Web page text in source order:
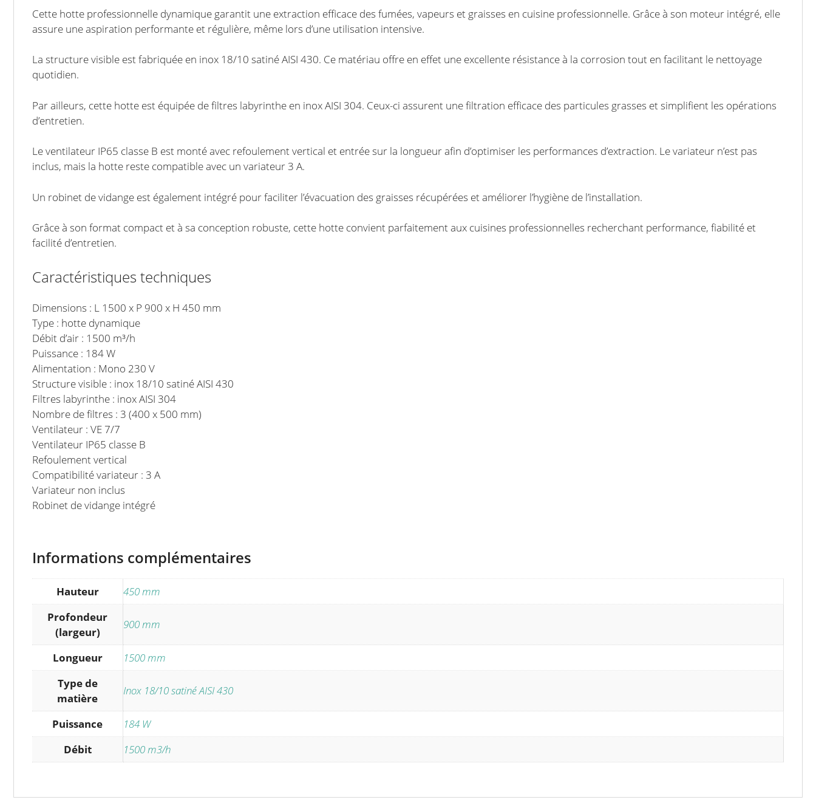
Cette hotte professionnelle dynamique garantit une extraction efficace des fumées, vapeurs et graisses en cuisine professionnelle. Grâce à son moteur intégré, elle
assure une aspiration performante et régulière, même lors d’une utilisation intensive.
La structure visible est fabriquée en inox 18/10 satiné AISI 430. Ce matériau offre en effet une excellente résistance à la corrosion tout en facilitant le nettoyage
quotidien.
Par ailleurs, cette hotte est équipée de filtres labyrinthe en inox AISI 304. Ceux-ci assurent une filtration efficace des particules grasses et simplifient les opérations
d’entretien.
Le ventilateur IP65 classe B est monté avec refoulement vertical et entrée sur la longueur afin d’optimiser les performances d’extraction. Le variateur n’est pas
inclus, mais la hotte reste compatible avec un variateur 3 A.
Un robinet de vidange est également intégré pour faciliter l’évacuation des graisses récupérées et améliorer l’hygiène de l’installation.
Grâce à son format compact et à sa conception robuste, cette hotte convient parfaitement aux cuisines professionnelles recherchant performance, fiabilité et
facilité d’entretien.
Caractéristiques techniques
Dimensions : L 1500 x P 900 x H 450 mm
Type : hotte dynamique
Débit d’air : 1500 m³/h
Puissance : 184 W
Alimentation : Mono 230 V
Structure visible : inox 18/10 satiné AISI 430
Filtres labyrinthe : inox AISI 304
Nombre de filtres : 3 (400 x 500 mm)
Ventilateur : VE 7/7
Ventilateur IP65 classe B
Refoulement vertical
Compatibilité variateur : 3 A
Variateur non inclus
Robinet de vidange intégré
Informations complémentaires
Hauteur
450 mm
Profondeur
(largeur)
900 mm
Longueur
1500 mm
Type de
matière
Inox 18/10 satiné AISI 430
Puissance
184 W
Débit
1500 m3/h